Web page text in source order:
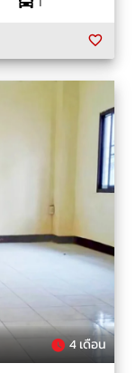
4 เดือน